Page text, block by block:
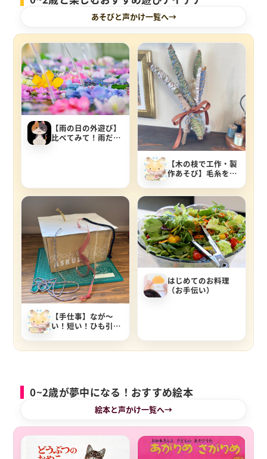
あそびと声かけ一覧へ
【雨の日の外遊び】
比べてみて！雨だれ
【木の枝で工作・製
作あそび】毛糸を使
方
【手仕事】なが～
い！短い！ひも引き
はじめてのお料理
（お手伝い）
0~2歳が夢中になる！おすすめ絵本
絵本と声かけ一覧へ